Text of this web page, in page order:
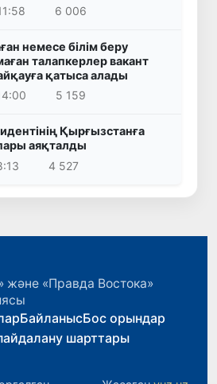
6 006
немесе білім беру
талапкерлер вакант
қатыса алады
5 159
Қырғызстанға
аяқталды
4 527
және «Правда Востока»
БайланысБос орындар
шарттары